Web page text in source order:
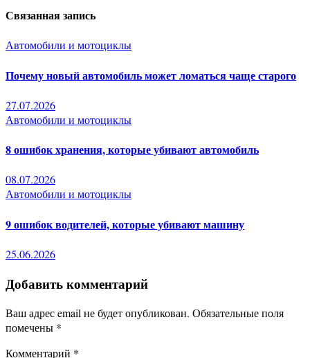
записям
Связанная запись
Автомобили и мотоциклы
Почему новый автомобиль может ломаться чаще старого
27.07.2026
Автомобили и мотоциклы
8 ошибок хранения, которые убивают автомобиль
08.07.2026
Автомобили и мотоциклы
9 ошибок водителей, которые убивают машину
25.06.2026
Добавить комментарий
Ваш адрес email не будет опубликован. Обязательные поля
помечены *
Комментарий *